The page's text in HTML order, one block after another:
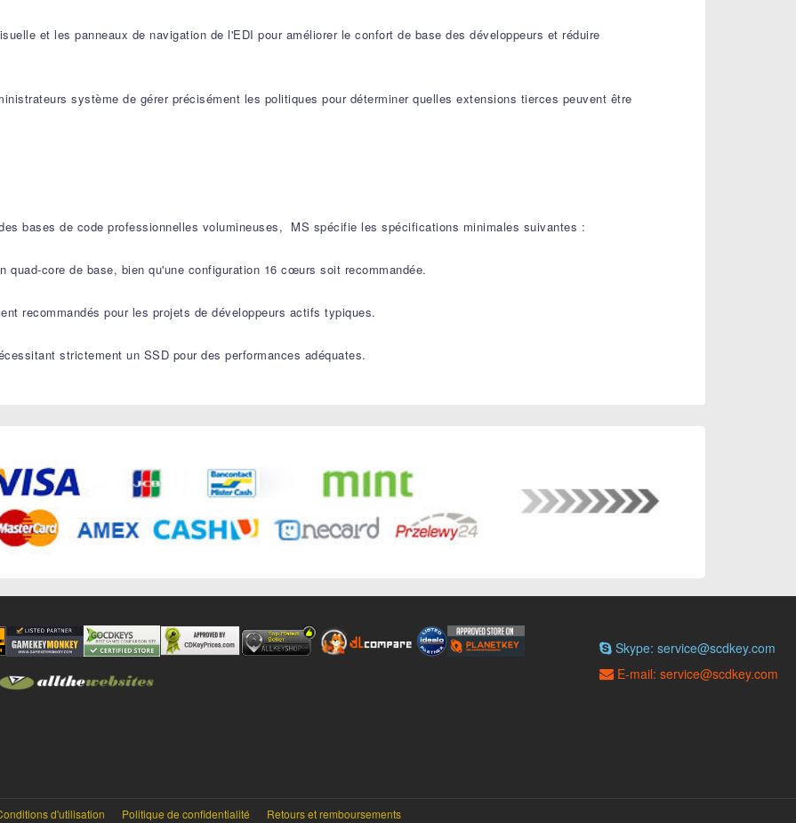
et les panneaux de navigation de l'EDI pour améliorer le confort de base des développeurs et réduire
système de gérer précisément les politiques pour déterminer quelles extensions tierces peuvent être
bases de code professionnelles volumineuses, MS spécifie les spécifications minimales suivantes :
quad-core de base, bien qu'une configuration 16 cœurs soit recommandée.
recommandés pour les projets de développeurs actifs typiques.
strictement un SSD pour des performances adéquates.
Skype: service@scdkey.com
E-mail: service@scdkey.com
d'utilisation Politique de confidentialité Retours et remboursements